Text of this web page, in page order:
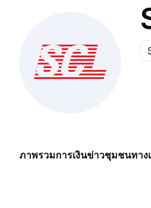
ภาพรวมการเงินข่าวชุมชนทาง